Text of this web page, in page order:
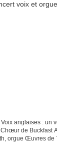
anglaises : un
de Buckfast
orgue Œuvres de